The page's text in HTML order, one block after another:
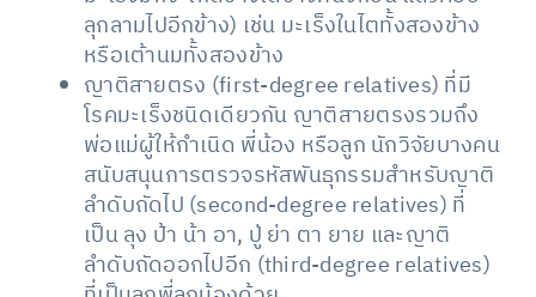
ลุกลามไปอีกข้าง) เช่น มะเร็งในไตทั้งสองข้าง
หรือเต้านมทั้งสองข้าง
ญาติสายตรง (first-degree relatives) ที่มี
โรคมะเร็งชนิดเดียวกัน ญาติสายตรงรวมถึง
พ่อแม่ผู้ให้กำเนิด พี่น้อง หรือลูก นักวิจัยบางคน
สนับสนุนการตรวจรหัสพันธุกรรมสำหรับญาติ
ลำดับถัดไป (second-degree relatives) ที่
เป็น ลุง ป้า น้า อา, ปู่ ย่า ตา ยาย และญาติ
ลำดับถัดออกไปอีก (third-degree relatives)